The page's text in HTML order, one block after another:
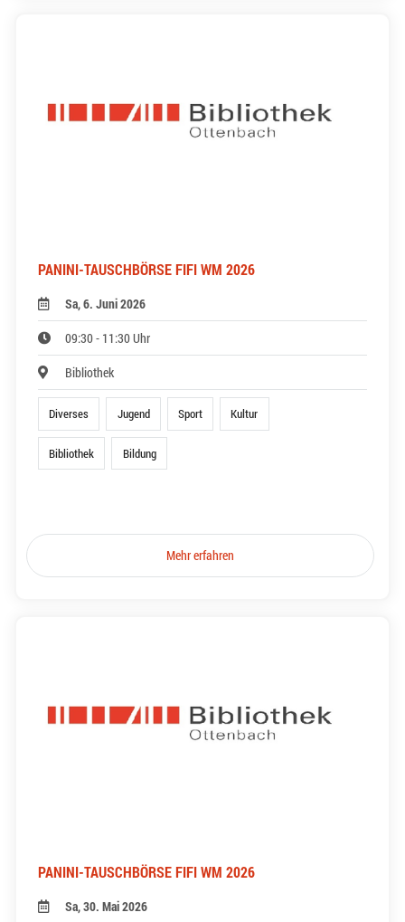
PANINI-TAUSCHBÖRSE FIFI WM 2026
Sa, 6. Juni 2026
09:30 - 11:30 Uhr
Bibliothek
Diverses Jugend Sport Kultur
Bibliothek Bildung
Mehr erfahren
PANINI-TAUSCHBÖRSE FIFI WM 2026
Sa, 30. Mai 2026